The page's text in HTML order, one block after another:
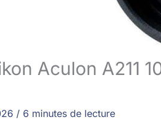
Aculon A211
/ 6 minutes de lecture